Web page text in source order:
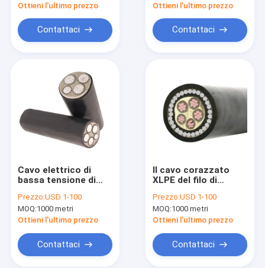
Ottieni l'ultimo prezzo
Contattaci
Ottieni l'ultimo prezzo
Contattaci
Cavo elettrico di
bassa tensione di
Prezzo:USD 1-100
MOQ:1000 metri
Ottieni l'ultimo prezzo
Contattaci
Il cavo corazzato
XLPE del filo di
tensione di N2XRY ha
isolato il cavo
elettrico
Prezzo:USD 1-100
MOQ:1000 metri
Ottieni l'ultimo prezzo
Contattaci